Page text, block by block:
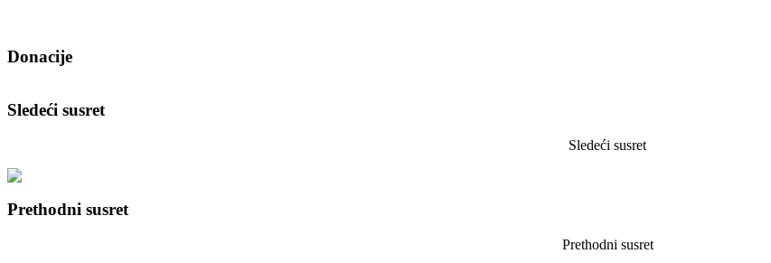
Donacije
Sledeći susret
Sledeći susret
Prethodni susret
Prethodni susret